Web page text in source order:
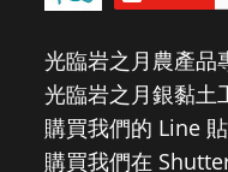
光臨岩之月農產品
光臨岩之月銀黏土
購買我們的 Line
購買我們在